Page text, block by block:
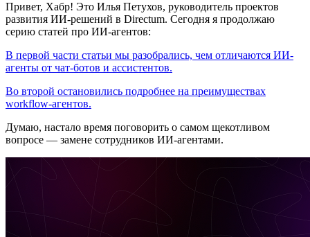
Привет, Хабр! Это Илья Петухов, руководитель проектов
развития ИИ-решений в Directum. Сегодня я продолжаю
серию статей про ИИ-агентов:
В первой части статьи мы разобрались, чем отличаются ИИ-
агенты от чат-ботов и ассистентов.
Во второй остановились подробнее на преимуществах
workflow-агентов.
Думаю, настало время поговорить о самом щекотливом
вопросе — замене сотрудников ИИ-агентами.